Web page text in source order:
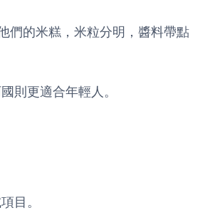
們的米糕，米粒分明，醬料帶點
則更適合年輕人。
目。